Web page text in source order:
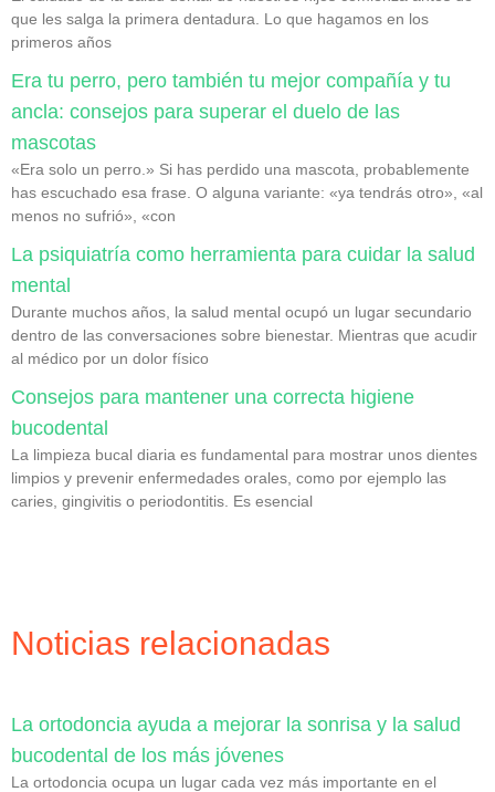
que les salga la primera dentadura. Lo que hagamos en los
primeros años
Era tu perro, pero también tu mejor compañía y tu
ancla: consejos para superar el duelo de las
mascotas
«Era solo un perro.» Si has perdido una mascota, probablemente
has escuchado esa frase. O alguna variante: «ya tendrás otro», «al
menos no sufrió», «con
La psiquiatría como herramienta para cuidar la salud
mental
Durante muchos años, la salud mental ocupó un lugar secundario
dentro de las conversaciones sobre bienestar. Mientras que acudir
al médico por un dolor físico
Consejos para mantener una correcta higiene
bucodental
La limpieza bucal diaria es fundamental para mostrar unos dientes
limpios y prevenir enfermedades orales, como por ejemplo las
caries, gingivitis o periodontitis. Es esencial
Noticias relacionadas
La ortodoncia ayuda a mejorar la sonrisa y la salud
bucodental de los más jóvenes
La ortodoncia ocupa un lugar cada vez más importante en el